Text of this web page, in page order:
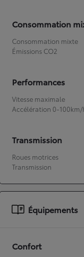
À partir de 19 700 €
Nouvelle Yaris Cross
HYBRIDE
Consommation
Consommation mixte
Émissions CO2
Performances
Vitesse maximale
Accélération 0-100km/
Transmission
Roues motrices
Transmission
Équipements
Confort